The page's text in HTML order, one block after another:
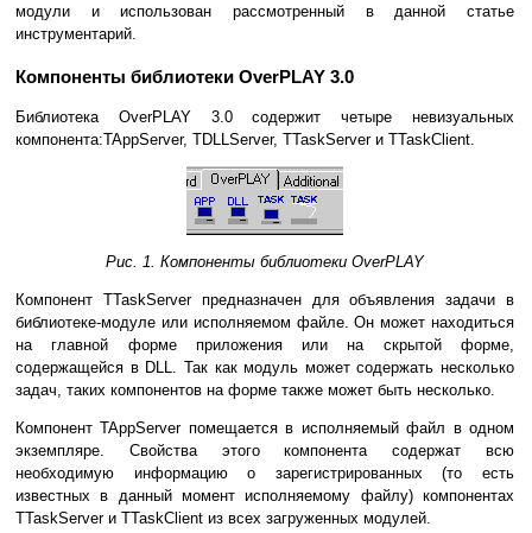
модули и использован рассмотренный в данной статье
инструментарий.
Компоненты библиотеки OverPLAY 3.0
Библиотека OverPLAY 3.0 содержит четыре невизуальных
компонента:TAppServer, TDLLServer, TTaskServer и TTaskClient.
Рис. 1. Компоненты библиотеки OverPLAY
Компонент TTaskServer предназначен для объявления задачи в
библиотеке-модуле или исполняемом файле. Он может находиться
на главной форме приложения или на скрытой форме,
содержащейся в DLL. Так как модуль может содержать несколько
задач, таких компонентов на форме также может быть несколько.
Компонент TAppServer помещается в исполняемый файл в одном
экземпляре. Свойства этого компонента содержат всю
необходимую информацию о зарегистрированных (то есть
известных в данный момент исполняемому файлу) компонентах
TTaskServer и TTaskClient из всех загруженных модулей.